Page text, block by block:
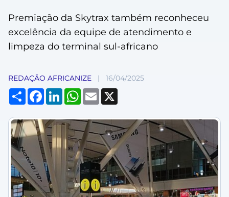
Premiação da Skytrax também reconheceu
excelência da equipe de atendimento e
limpeza do terminal sul-africano
REDAÇÃO AFRICANIZE | 16/04/2025
Compartilhar
Facebook
LinkedInWhatsApp
Email